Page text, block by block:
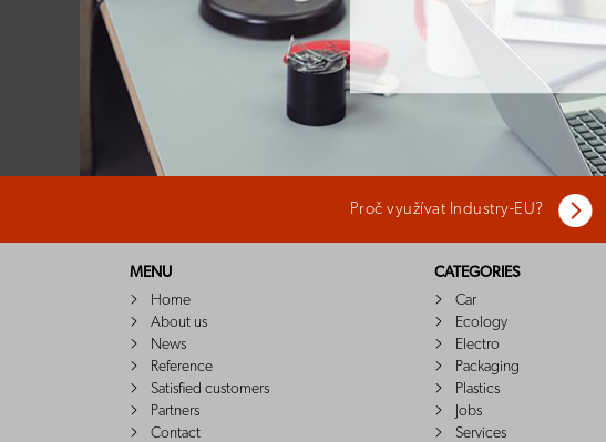
Proč využívat Industry-EU?
MENU
Home
About us
News
Reference
Satisfied customers
Partners
Contact
CATEGORIES
Car
Ecology
Electro
Packaging
Plastics
Jobs
Services